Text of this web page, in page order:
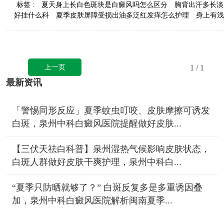
标签 :
夏天身上长白色斑块是白癜风吗怎么区分
胸背出汗多长
好挂什么科
夏季皮肤屏障受损出油多泛红发痒怎么护理 身上有
上一页 1 / 1
最新资讯
「警惕同形反应」夏季蚊虫叮咬、皮肤摩擦可诱发
白斑，泉州中科白癜风医院提醒做好皮肤...
【三伏天祛白科普】泉州湿热气候影响皮肤状态，
白斑人群做好皮肤干爽护理，泉州中科白...
“夏季只防晒就够了？” 白斑反复多是多重诱因叠
加，泉州中科白癜风医院解析闽南夏季...